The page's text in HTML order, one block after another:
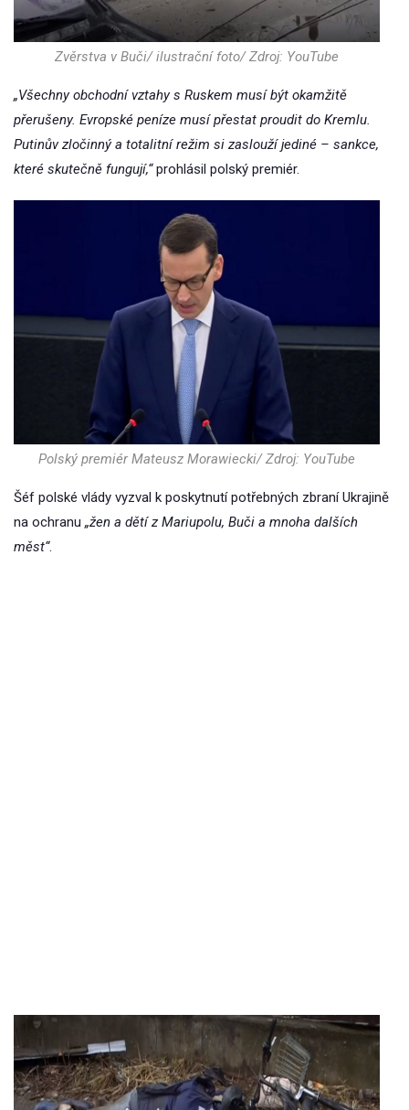
Zvěrstva v Buči/ ilustrační foto/ Zdroj: YouTube
„Všechny obchodní vztahy s Ruskem musí být okamžitě
přerušeny. Evropské peníze musí přestat proudit do Kremlu.
Putinův zločinný a totalitní režim si zaslouží jediné – sankce,
které skutečně fungují,“prohlásil polský premiér.
Polský premiér Mateusz Morawiecki/ Zdroj: YouTube
Šéf polské vlády vyzval k poskytnutí potřebných zbraní Ukrajině
na ochranu „žen a dětí z Mariupolu, Buči a mnoha dalších
měst“.